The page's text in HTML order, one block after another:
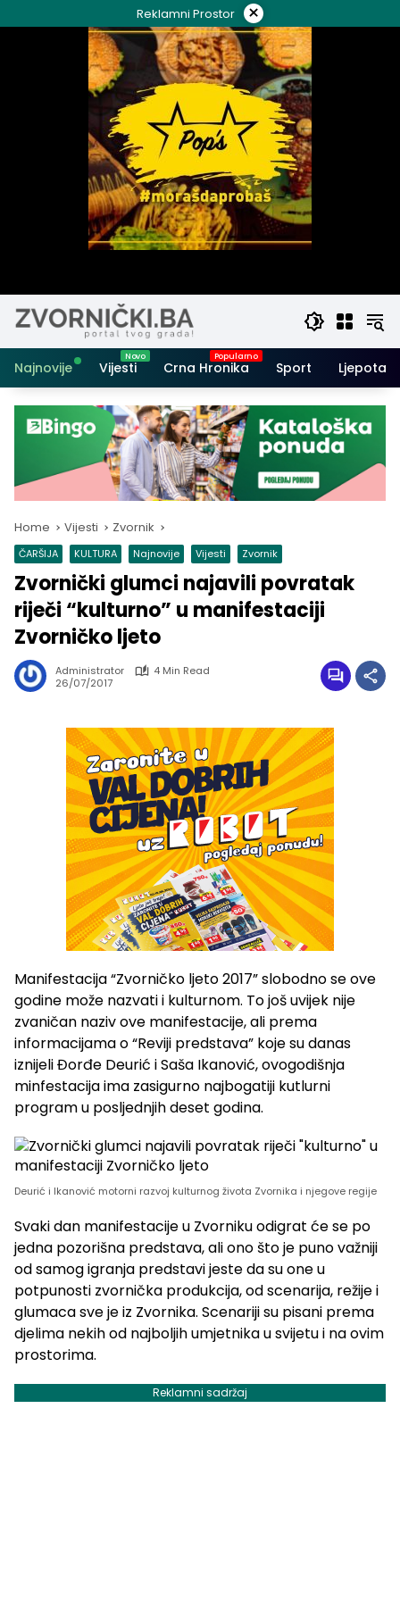
to
Reklamni Prostor ×
Najnovije Vijesti Crna Hronika Sport Ljepota i
Home Vijesti Zvornik
ČARŠIJA KULTURA Najnovije Vijesti Zvornik
Zvornički glumci najavili povratak
riječi “kulturno” u manifestaciji
Zvorničko ljeto
Administrator
4 Min Read
26/07/2017
Manifestacija “Zvorničko ljeto 2017” slobodno se ove
godine može nazvati i kulturnom. To još uvijek nije
zvaničan naziv ove manifestacije, ali prema
informacijama o “Reviji predstava” koje su danas
iznijeli Đorđe Deurić i Saša Ikanović, ovogodišnja
minfestacija ima zasigurno najbogatiji kutlurni
program u posljednjih deset godina.
Deurić i Ikanović motorni razvoj kulturnog života Zvornika i njegove regije
Svaki dan manifestacije u Zvorniku odigrat će se po
jedna pozorišna predstava, ali ono što je puno važniji
od samog igranja predstavi jeste da su one u
potpunosti zvornička produkcija, od scenarija, režije i
glumaca sve je iz Zvornika. Scenariji su pisani prema
djelima nekih od najboljih umjetnika u svijetu i na ovim
prostorima.
Reklamni sadržaj